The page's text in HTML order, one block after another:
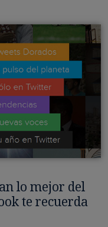
lo mejor del
te recuerda